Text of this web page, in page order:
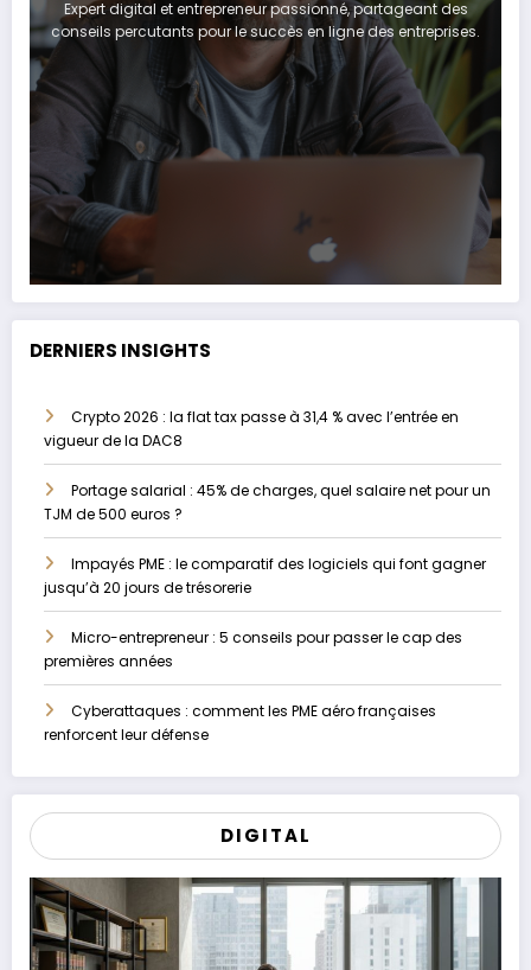
Expert digital et entrepreneur passionné, partageant des
conseils percutants pour le succès en ligne des entreprises.
DERNIERS INSIGHTS
Crypto 2026 : la flat tax passe à 31,4 % avec l’entrée en
vigueur de la DAC8
Portage salarial : 45% de charges, quel salaire net pour un
TJM de 500 euros ?
Impayés PME : le comparatif des logiciels qui font gagner
jusqu’à 20 jours de trésorerie
Micro-entrepreneur : 5 conseils pour passer le cap des
premières années
Cyberattaques : comment les PME aéro françaises
renforcent leur défense
DIGITAL